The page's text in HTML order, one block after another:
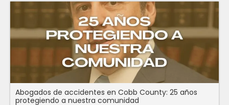
Abogados de accidentes en Cobb County: 25 años
protegiendo a nuestra comunidad